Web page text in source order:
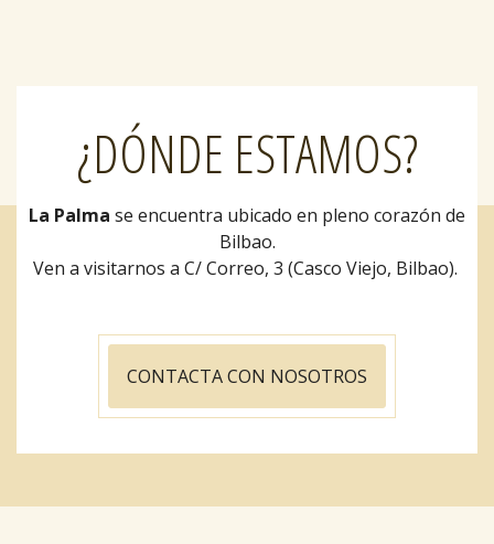
¿DÓNDE ESTAMOS?
La Palma se encuentra ubicado en pleno corazón de
Bilbao.
Ven a visitarnos a C/ Correo, 3 (Casco Viejo, Bilbao).
CONTACTA CON NOSOTROS